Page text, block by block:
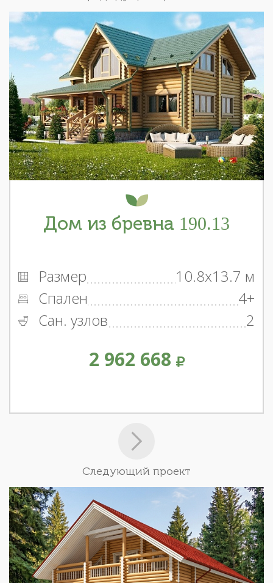
Дом из бревна 190.13
Размер
10.8x13.7 м
Спален
4+
Сан. узлов
2
2 962 668
Следующий проект